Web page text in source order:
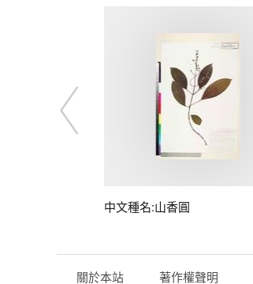
中文種名:山香圓
關於本站 著作權聲明